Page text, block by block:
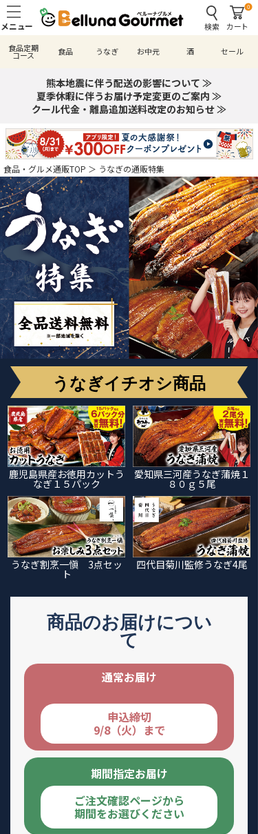
検索
0
カート
食品定期
コース 食品 うなぎ お中元 酒 セール
熊本地震に伴う配送の影響について ≫
夏季休暇に伴うお届け予定変更のご案内 ≫
クール代金・離島追加送料改定のお知らせ ≫
食品・グルメ通販TOP ＞ うなぎの通販特集
うなぎイチオシ商品
鹿児島県産お徳用カットう
なぎ１５パック
愛知県三河産うなぎ蒲焼１
８０ｇ５尾
うなぎ割烹一愼 3点セッ
ト
四代目菊川監修うなぎ4尾
商品のお届けについ
て
通常お届け
申込締切
9/8（火）まで
期間指定お届け
ご注文確認ページから
期間をお選びください